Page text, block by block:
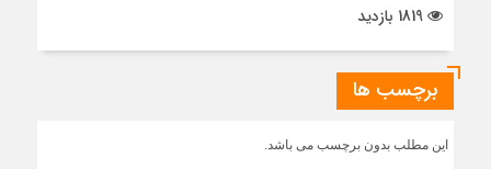
برچسب ها
این مطلب بدون برچسب می باشد.